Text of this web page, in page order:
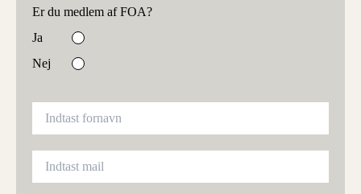
Er du medlem af FOA?
Ja
Nej